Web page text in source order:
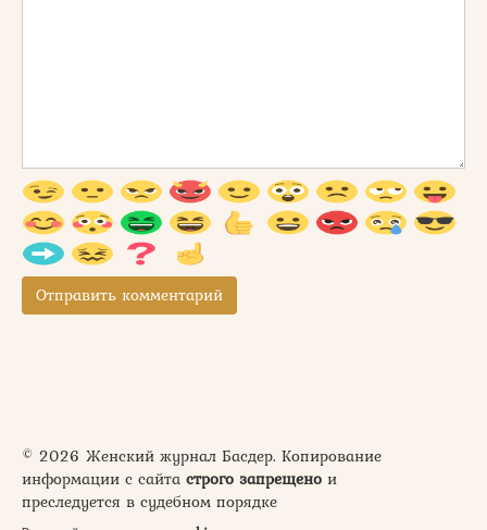
© 2026 Женский журнал Басдер. Копирование
информации с сайта строго запрещено и
преследуется в судебном порядке